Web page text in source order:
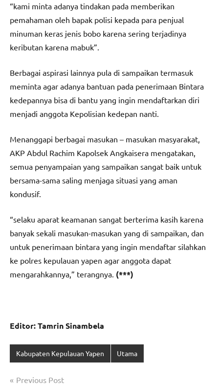
“kami minta adanya tindakan pada memberikan
pemahaman oleh bapak polisi kepada para penjual
minuman keras jenis bobo karena sering terjadinya
keributan karena mabuk”.
Berbagai aspirasi lainnya pula di sampaikan termasuk
meminta agar adanya bantuan pada penerimaan Bintara
kedepannya bisa di bantu yang ingin mendaftarkan diri
menjadi anggota Kepolisian kedepan nanti.
Menanggapi berbagai masukan – masukan masyarakat,
AKP Abdul Rachim Kapolsek Angkaisera mengatakan,
semua penyampaian yang sampaikan sangat baik untuk
bersama-sama saling menjaga situasi yang aman
kondusif.
“selaku aparat keamanan sangat berterima kasih karena
banyak sekali masukan-masukan yang di sampaikan, dan
untuk penerimaan bintara yang ingin mendaftar silahkan
ke polres kepulauan yapen agar anggota dapat
mengarahkannya,” terangnya. (***)
Editor: Tamrin Sinambela
Kabupaten Kepulauan Yapen Utama
Navigasi
Previous Post